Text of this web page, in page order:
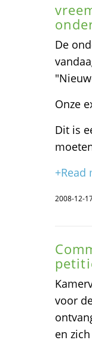
De
Onze
Dit is
+Read
2008-12-
voor
en